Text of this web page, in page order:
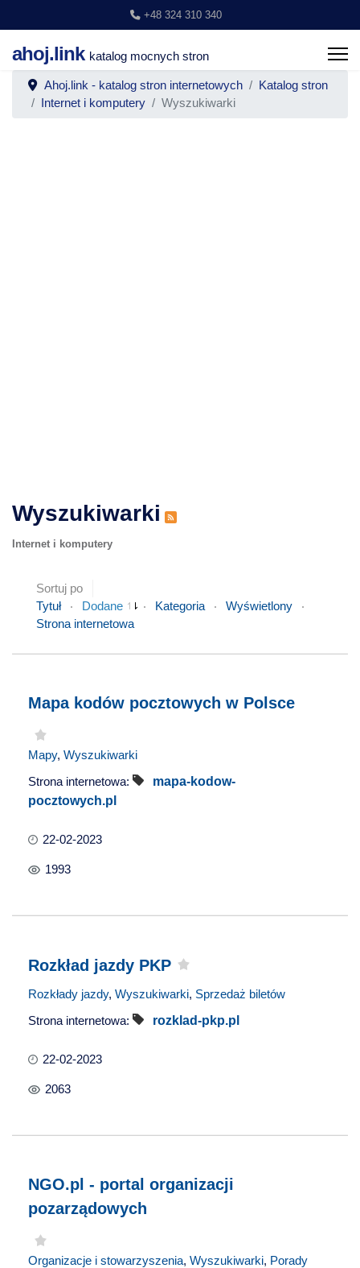
+48 324 310 340
ahoj.link katalog mocnych stron
Ahoj.link - katalog stron internetowych
Katalog stron
Internet i komputery
Wyszukiwarki
Wyszukiwarki
Internet i komputery
Sortuj po
Tytuł
Dodane Kategoria
Wyświetlony
Strona internetowa
Mapa kodów pocztowych w Polsce
Mapy, Wyszukiwarki
Strona internetowa:
mapa-kodow-
pocztowych.pl
22-02-2023
1993
Rozkład jazdy PKP
Rozkłady jazdy, Wyszukiwarki, Sprzedaż biletów
Strona internetowa:
rozklad-pkp.pl
22-02-2023
2063
NGO.pl - portal organizacji
pozarządowych
Organizacje i stowarzyszenia, Wyszukiwarki, Porady